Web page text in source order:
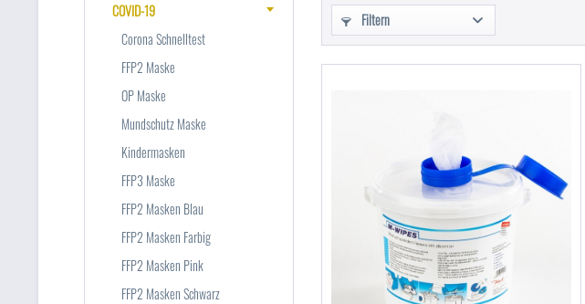
COVID-19
Corona Schnelltest
FFP2 Maske
OP Maske
Mundschutz Maske
Kindermasken
FFP3 Maske
FFP2 Masken Blau
FFP2 Masken Farbig
FFP2 Masken Pink
FFP2 Masken Schwarz
Filtern